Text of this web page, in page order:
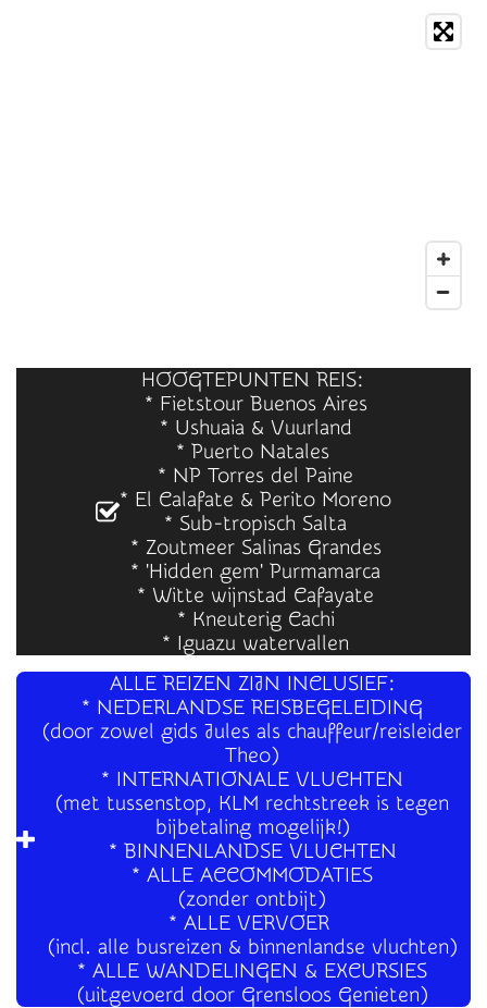
HOOGTEPUNTEN REIS:
* Fietstour Buenos Aires
* Ushuaia & Vuurland
* Puerto Natales
* NP Torres del Paine
* El Calafate & Perito Moreno
* Sub-tropisch Salta
* Zoutmeer Salinas Grandes
* 'Hidden gem' Purmamarca
* Witte wijnstad Cafayate
* Kneuterig Cachi
* Iguazu watervallen
ALLE REIZEN ZIJN INCLUSIEF:
* NEDERLANDSE REISBEGELEIDING
(door zowel gids Jules als chauffeur/reisleider
Theo)
* INTERNATIONALE VLUCHTEN
(met tussenstop, KLM rechtstreek is tegen
bijbetaling mogelijk!)
* BINNENLANDSE VLUCHTEN
* ALLE ACCOMMODATIES
(zonder ontbijt)
* ALLE VERVOER
(incl. alle busreizen & binnenlandse vluchten)
* ALLE WANDELINGEN & EXCURSIES
(uitgevoerd door Grensloos Genieten)